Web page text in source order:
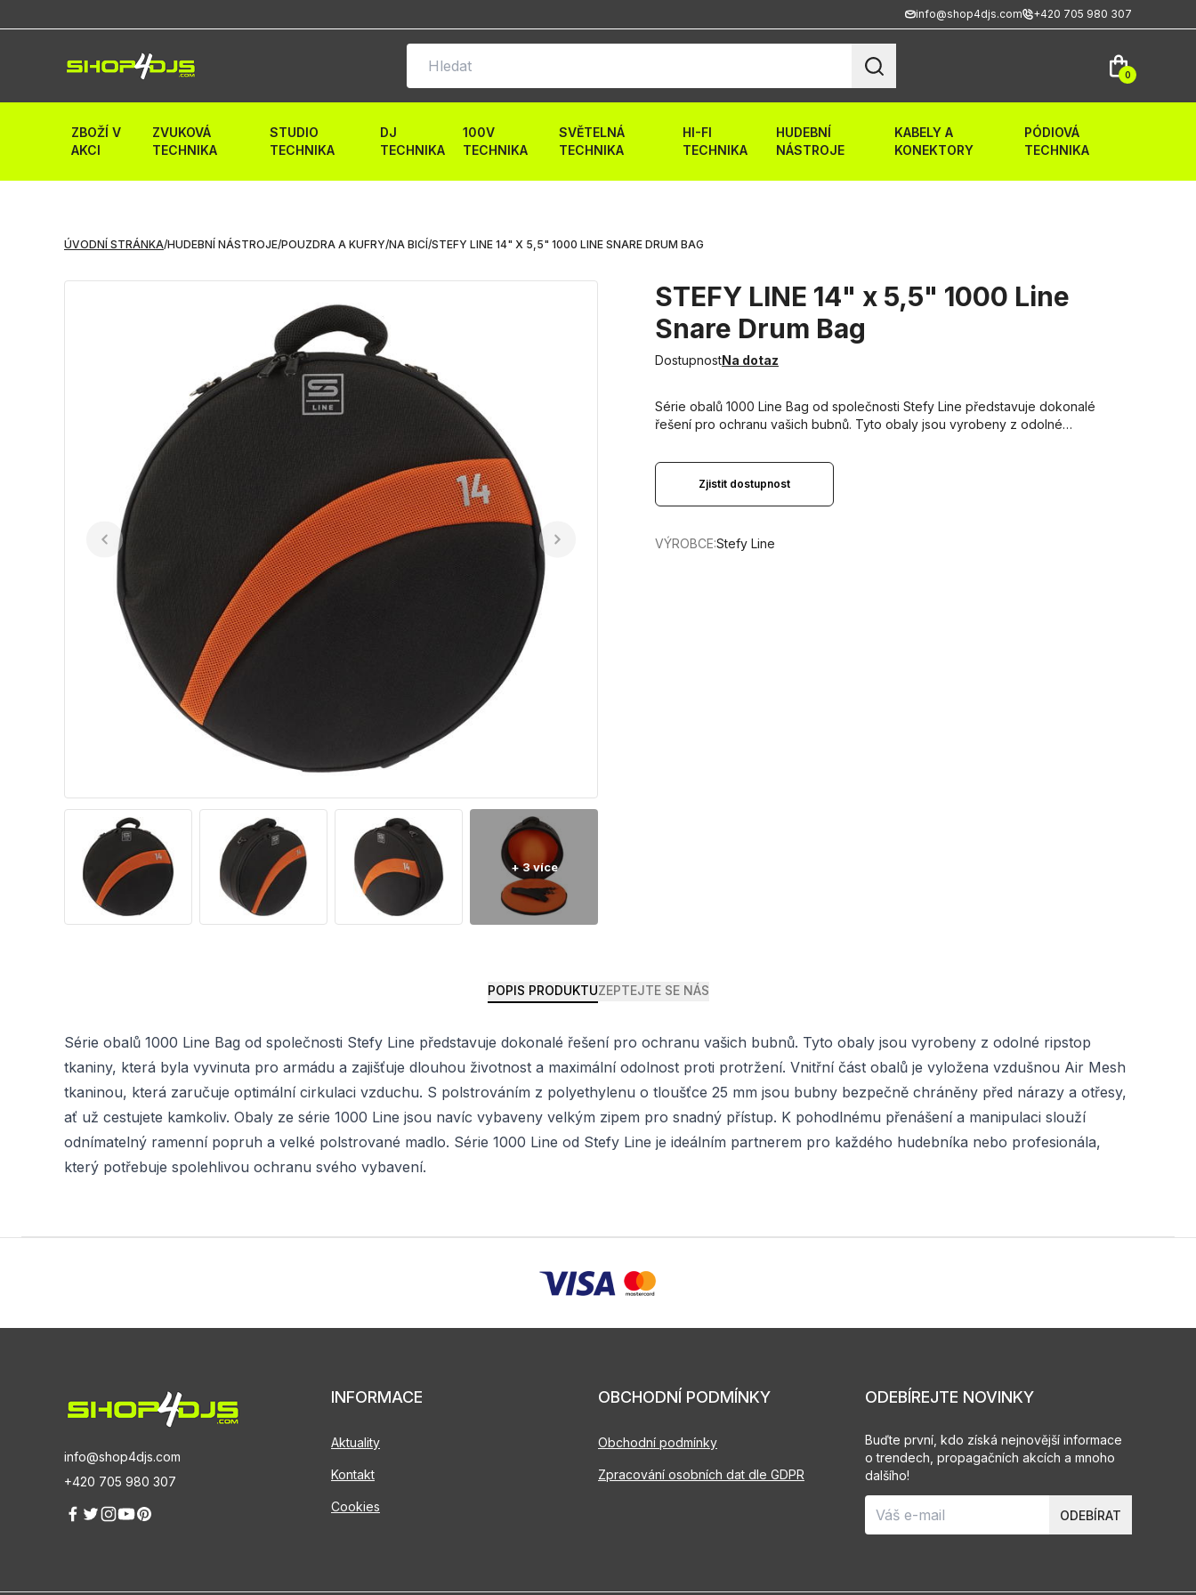
info@shop4djs.com +420 705 980 307
0
ZBOŽÍ V
AKCI
ZVUKOVÁ
TECHNIKA
STUDIO
TECHNIKA
DJ
TECHNIKA
100V
TECHNIKA
SVĚTELNÁ
TECHNIKA
HI-FI
TECHNIKA
HUDEBNÍ
NÁSTROJE
KABELY A
KONEKTORY
PÓDIOVÁ
TECHNIKA
ÚVODNÍ STRÁNKA/HUDEBNÍ NÁSTROJE/POUZDRA A KUFRY/NA BICÍ/STEFY LINE 14" X 5,5" 1000 LINE SNARE DRUM BAG
STEFY LINE 14" x 5,5" 1000 Line
Snare Drum Bag
DostupnostNa dotaz
Série obalů 1000 Line Bag od společnosti Stefy Line představuje dokonalé
řešení pro ochranu vašich bubnů. Tyto obaly jsou vyrobeny z odolné…
Zjistit dostupnost
VÝROBCE:Stefy Line
POPIS PRODUKTUZEPTEJTE SE NÁS
Série obalů 1000 Line Bag od společnosti Stefy Line představuje dokonalé řešení pro ochranu vašich bubnů. Tyto obaly jsou vyrobeny z odolné ripstop
tkaniny, která byla vyvinuta pro armádu a zajišťuje dlouhou životnost a maximální odolnost proti protržení. Vnitřní část obalů je vyložena vzdušnou Air Mesh
tkaninou, která zaručuje optimální cirkulaci vzduchu. S polstrováním z polyethylenu o tloušťce 25 mm jsou bubny bezpečně chráněny před nárazy a otřesy,
ať už cestujete kamkoliv. Obaly ze série 1000 Line jsou navíc vybaveny velkým zipem pro snadný přístup. K pohodlnému přenášení a manipulaci slouží
odnímatelný ramenní popruh a velké polstrované madlo. Série 1000 Line od Stefy Line je ideálním partnerem pro každého hudebníka nebo profesionála,
který potřebuje spolehlivou ochranu svého vybavení.
info@shop4djs.com
+420 705 980 307
INFORMACE
Aktuality
Kontakt
Cookies
OBCHODNÍ PODMÍNKY
Obchodní podmínky
Zpracování osobních dat dle GDPR
ODEBÍREJTE NOVINKY
Buďte první, kdo získá nejnovější informace
o trendech, propagačních akcích a mnoho
dalšího!
ODEBÍRAT